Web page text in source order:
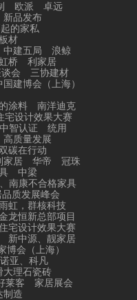
欧派
卓远
新品发布
的家私
材
中建五局
浪鲸
桥
利家居
会
三协建材
国建博会（上海）
涂料
南洋迪克
宅设计效果大赛
中智认证
统用
高质量发展
碳在行动
家居 华帝
冠珠
中梁
南康不合格家具
品质发展峰会
虹，群核科技
龙恒新总部项目
宅设计效果大赛
新中源、靓家居
博会（上海）
亚、科凡
大理石瓷砖
莱客
家居展会
制造